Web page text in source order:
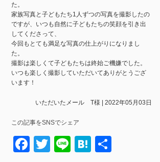
た。
家族写真と子どもたち1人ずつの写真を撮影したの
ですが、いつも自然に子どもたちの笑顔を引き出
してくださって、
今回もとても満足な写真の仕上がりになりまし
た。
撮影は楽しくて子どもたちは終始ご機嫌でした。
いつも楽しく撮影していただいてありがとうござ
います！
いただいたメール T様 | 2022年05月03日
この記事をSNSでシェア
Facebook
Twitter
LineHatena